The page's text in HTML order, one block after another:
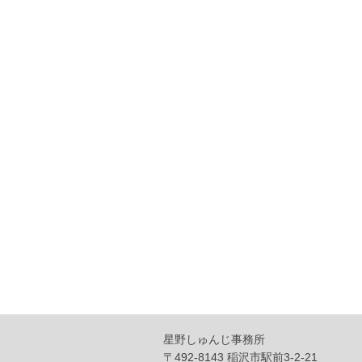
星野しゅんじ事務所
〒492-8143 稲沢市駅前3-2-21